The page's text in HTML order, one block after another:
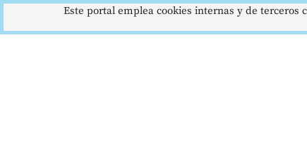
Este portal emplea cookies internas y de